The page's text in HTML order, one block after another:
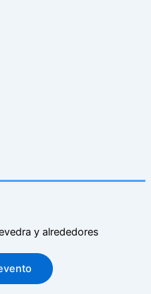
y alrededores